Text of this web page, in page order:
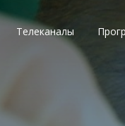
Телеканалы